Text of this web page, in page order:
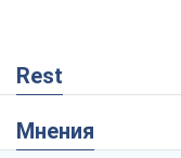
Rest
Мнения